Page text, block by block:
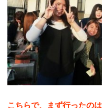
こちらで、まず行ったのは